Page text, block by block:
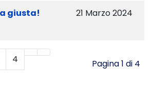
giusta!
21 Marzo 2024
Pagina 1 di 4
4